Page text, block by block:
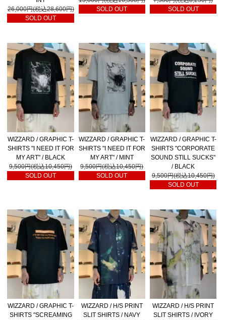
26,000円(税込28,600円)
SOLD OUT
SOLD OUT
SOLD OUT
WIZZARD / GRAPHIC T-
SHIRTS "I NEED IT FOR
MY ART" / BLACK
9,500円(税込10,450円)
SOLD OUT
WIZZARD / GRAPHIC T-
SHIRTS "I NEED IT FOR
MY ART" / MINT
9,500円(税込10,450円)
SOLD OUT
WIZZARD / GRAPHIC T-
SHIRTS "CORPORATE
SOUND STILL SUCKS"
/ BLACK
9,500円(税込10,450円)
SOLD OUT
WIZZARD / GRAPHIC T-
SHIRTS "SCREAMING
WIZZARD / H/S PRINT
SLIT SHIRTS / NAVY
WIZZARD / H/S PRINT
SLIT SHIRTS / IVORY